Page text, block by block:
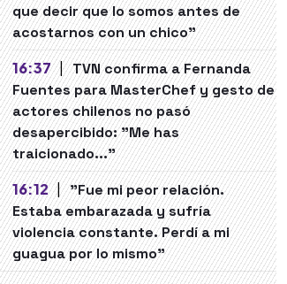
que decir que lo somos antes de
acostarnos con un chico"
16:37 | TVN confirma a Fernanda
Fuentes para MasterChef y gesto de
actores chilenos no pasó
desapercibido: "Me has
traicionado..."
16:12 | "Fue mi peor relación.
Estaba embarazada y sufría
violencia constante. Perdí a mi
guagua por lo mismo"